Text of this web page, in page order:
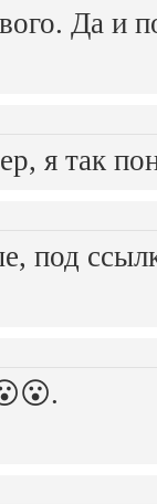
Да и
я так
под